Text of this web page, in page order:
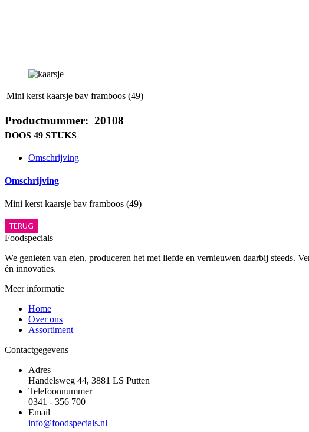
Mini kerst kaarsje bav framboos (49)
Productnummer: 20108
DOOS 49 STUKS
Omschrijving
Omschrijving
Mini kerst kaarsje bav framboos (49)
TERUG
Foodspecials
We genieten van eten, produceren het met liefde en vernieuwen daarbij steeds.
én innovaties.
Meer informatie
Home
Over ons
Assortiment
Contactgegevens
Adres
Handelsweg 44, 3881 LS Putten
Telefoonnummer
0341 - 356 700
Email
info@foodspecials.nl